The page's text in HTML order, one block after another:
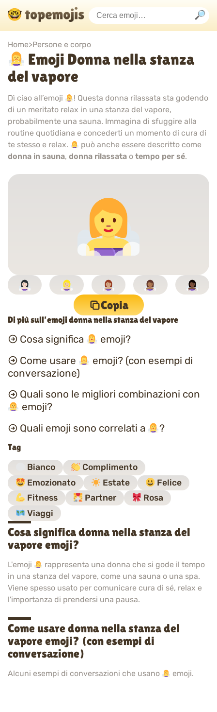
Home>Persone e corpo
Emoji Donna nella stanza
del vapore
Dì ciao all’emoji
! Questa donna rilassata sta godendo
di un meritato relax in una stanza del vapore,
probabilmente una sauna. Immagina di sfuggire alla
routine quotidiana e concederti un momento di cura di
te stesso e relax.
può anche essere descritto come
donna in sauna, donna rilassata o tempo per sé.
Copia
Di più sull’emoji donna nella stanza del vapore
Cosa significa
emoji?
Come usare
emoji? (con esempi di
conversazione)
Quali sono le migliori combinazioni con
emoji?
Quali emoji sono correlati a
?
Tag
Bianco
Complimento
Emozionato
Estate
Felice
Fitness
Partner
Rosa
Viaggi
Cosa significa donna nella stanza del
vapore emoji?
L'emoji
rappresenta una donna che si gode il tempo
in una stanza del vapore, come una sauna o una spa.
Viene spesso usato per comunicare cura di sé, relax e
l'importanza di prendersi una pausa.
Come usare donna nella stanza del
vapore emoji? (con esempi di
conversazione)
Alcuni esempi di conversazioni che usano emoji.